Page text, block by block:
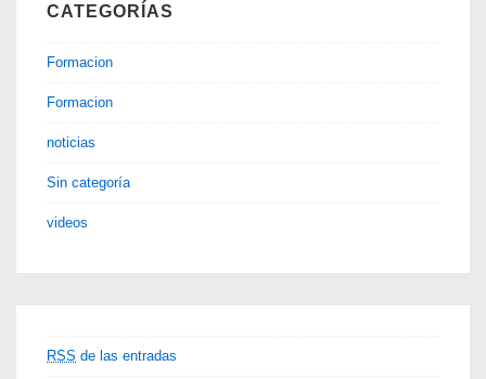
CATEGORÍAS
Formacion
Formacion
noticias
Sin categoría
videos
RSS de las entradas